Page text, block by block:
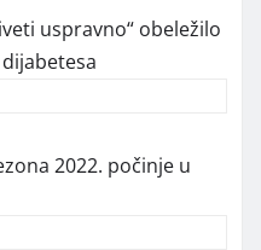
uspravno“ obeležilo
2022. počinje u